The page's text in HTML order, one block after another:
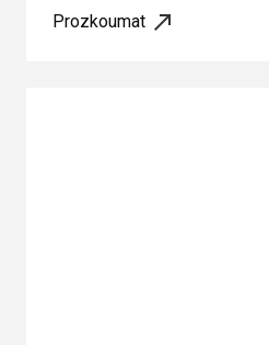
Prozkoumat